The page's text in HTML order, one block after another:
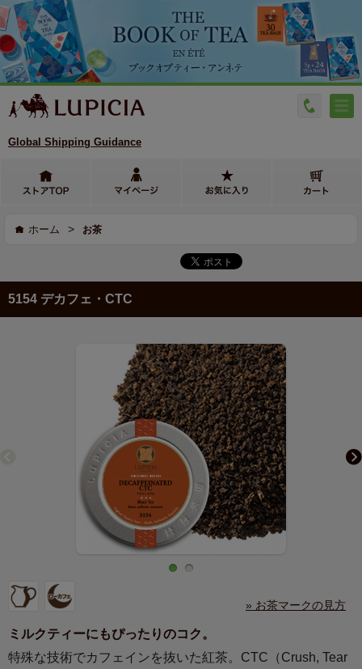
Global Shipping Guidance
ホーム > お茶
5154 デカフェ・CTC
» お茶マークの見方
ミルクティーにもぴったりのコク。
特殊な技術でカフェインを抜いた紅茶。CTC（Crush, Tear